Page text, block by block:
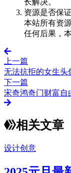
资源是否保
本站所有资
任何后果，
上一篇
无法抗拒的女生头
下一篇
宋奇鸿奇门财富自
相关文章
设计创意